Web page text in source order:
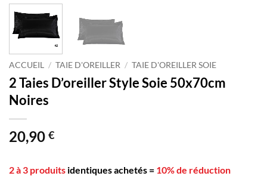
ACCUEIL / TAIE D'OREILLER / TAIE D'OREILLER SOIE
2 Taies D’oreiller Style Soie 50x70cm
Noires
20,90 €
2 à 3 produits identiques achetés = 10% de réduction